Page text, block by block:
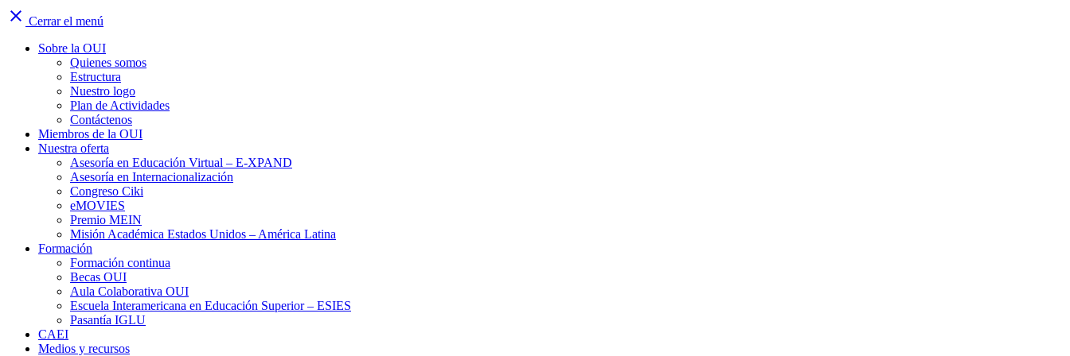
close Cerrar el menú
Sobre la OUI
Quienes somos
Estructura
Nuestro logo
Plan de Actividades
Contáctenos
Miembros de la OUI
Nuestra oferta
Asesoría en Educación Virtual – E-XPAND
Asesoría en Internacionalización
Congreso Ciki
eMOVIES
Premio MEIN
Misión Académica Estados Unidos – América Latina
Formación
Formación continua
Becas OUI
Aula Colaborativa OUI
Escuela Interamericana en Educación Superior – ESIES
Pasantía IGLU
CAEI
Medios y recursos